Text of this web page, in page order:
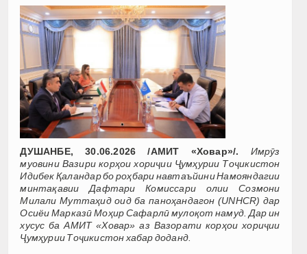
ДУШАНБЕ, 30.06.2026 /АМИТ «Ховар»/.
Имрӯз
муовини Вазири корҳои хориҷии Ҷумҳурии Тоҷикистон
Идибек Қаландар бо роҳбари навтаъйини Намояндагии
минтақавии Дафтари Комиссари олии Созмони
Милали Муттаҳид оид ба паноҳандагон (UNHCR) дар
Осиёи Марказӣ Моҳир Сафарлӣ мулоқот намуд. Дар ин
хусус ба АМИТ «Ховар» аз Вазорати корҳои хориҷии
Ҷумҳурии Тоҷикистон хабар доданд.